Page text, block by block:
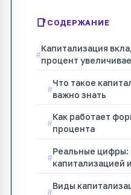
СОДЕРЖАНИЕ
Капитализация
процент
Что такое
важно знать
Как работает
процента
Реальные цифры:
капитализацией
Виды